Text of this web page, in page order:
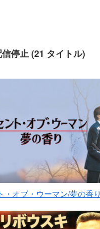
停止 (21 タイトル)
・オブ・ウーマン/夢の香り